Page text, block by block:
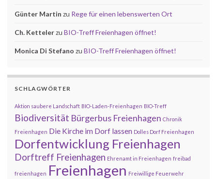
Günter Martin zu Rege für einen lebenswerten Ort
Ch. Kettelerzu BIO-Treff Freienhagen öffnet!
Monica Di Stefano zu BIO-Treff Freienhagen öffnet!
SCHLAGWÖRTER
Aktion saubere Landschaft BIO-Laden-Freienhagen BIO-Treff
Biodiversität Bürgerbus Freienhagen Chronik
Freienhagen Die Kirche im Dorf lassen Dolles Dorf Freienhagen
Dorfentwicklung Freienhagen
Dorftreff Freienhagen Ehrenamt in Freienhagen freibad
freienhagen Freienhagen Freiwillige Feuerwehr